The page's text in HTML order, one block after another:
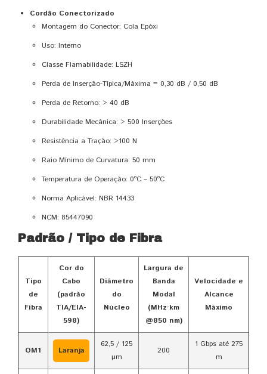
Cordão Conectorizado
Montagem do Conector: Cola Epóxi
Uso: Interno
Classe Flamabilidade: LSZH
Perda de Inserção-Típica/Máxima = 0,30 dB / 0,50 dB
Perda de Retorno: > 40 dB
Durabilidade Mecânica: > 500 Inserções
Resistência a Tração: >100 N
Raio Mínimo de Curvatura: 50 mm
Temperatura de Operação: 0ºC – 50ºC
Norma Aplicável: NBR 14433
NCM: 85447090
Padrão / Tipo de Fibra
Tipo
de
Fibra
Cor do
Cabo
(padrão
TIA/EIA-
598)
Diâmetro
do
Núcleo
Largura de
Banda
Modal
(MHz·km
@850 nm)
Velocidade e
Alcance
Máximo
OM1 Laranja
62,5 / 125
µm
200
1 Gbps até 275
m